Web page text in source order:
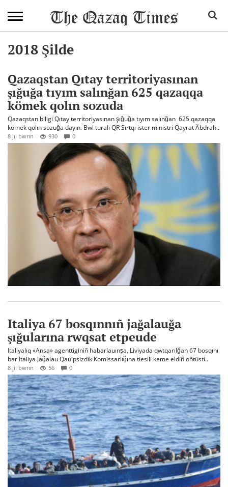
2018 Şilde
Qazaqstan Qıtay territoriyasınan
şığuğa tıyım salınğan 625 qazaqqa
kömek qolın sozuda
Qazaqstan biligi Qıtay territoriyasınan şığuğa tıyım salınğan 625 qazaqqa
kömek qolın sozuğa dayın. Bwl turalı QR Sırtqı ister ministri Qayrat Äbdrah..
8 jıl bwrın 930 0
Italiya 67 bosqınnıñ jağalauğa
şığularına rwqsat etpeude
Italiyalıq «Ansa» agenttiginiñ habarlauınşa, Liviyada qwtqarılğan 67 bosqını
bar Italiya Jağalau Qauipsizdik Komissarlığına tiesili keme eldiñ oñtüsti..
8 jıl bwrın 56 0